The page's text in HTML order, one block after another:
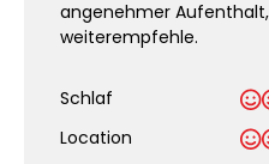
angenehmer
weiterempfehle.
Schlaf
Location